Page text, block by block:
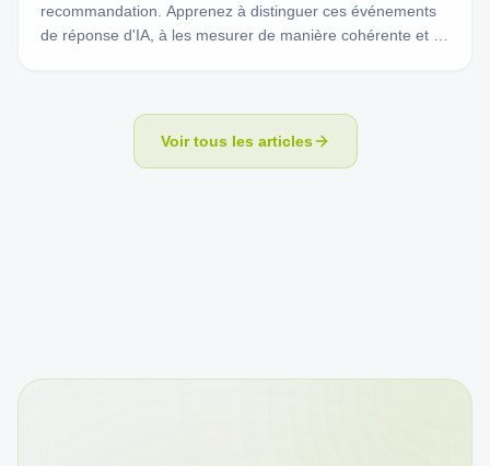
recommandation. Apprenez à distinguer ces événements
de réponse d'IA, à les mesurer de manière cohérente et à
Voir tous les articles